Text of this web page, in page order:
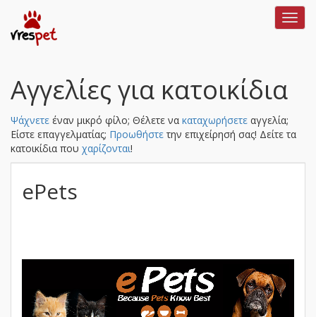
Αγγελίες για κατοικίδια
Ψάχνετε έναν μικρό φίλο; Θέλετε να καταχωρήσετε αγγελία;
Είστε επαγγελματίας; Προωθήστε την επιχείρησή σας! Δείτε τα
κατοικίδια που χαρίζονται!
ePets